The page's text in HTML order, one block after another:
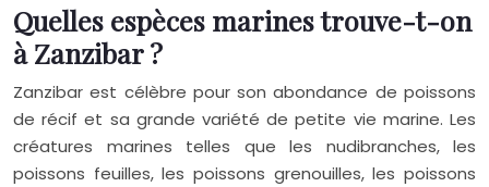
Quelles espèces marines trouve-t-on
à Zanzibar ?
Zanzibar est célèbre pour son abondance de poissons
de récif et sa grande variété de petite vie marine. Les
créatures marines telles que les nudibranches, les
poissons feuilles, les poissons grenouilles, les poissons